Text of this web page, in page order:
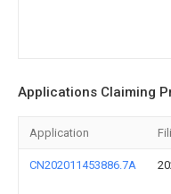
Applications Claiming
Application
CN202011453886.7A